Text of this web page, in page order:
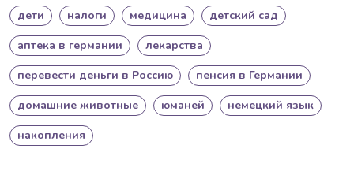
дети налоги медицина
детский сад
аптека в германии
лекарства
перевести деньги в Россию
пенсия в Германии
домашние животные
юманей
немецкий язык
накопления